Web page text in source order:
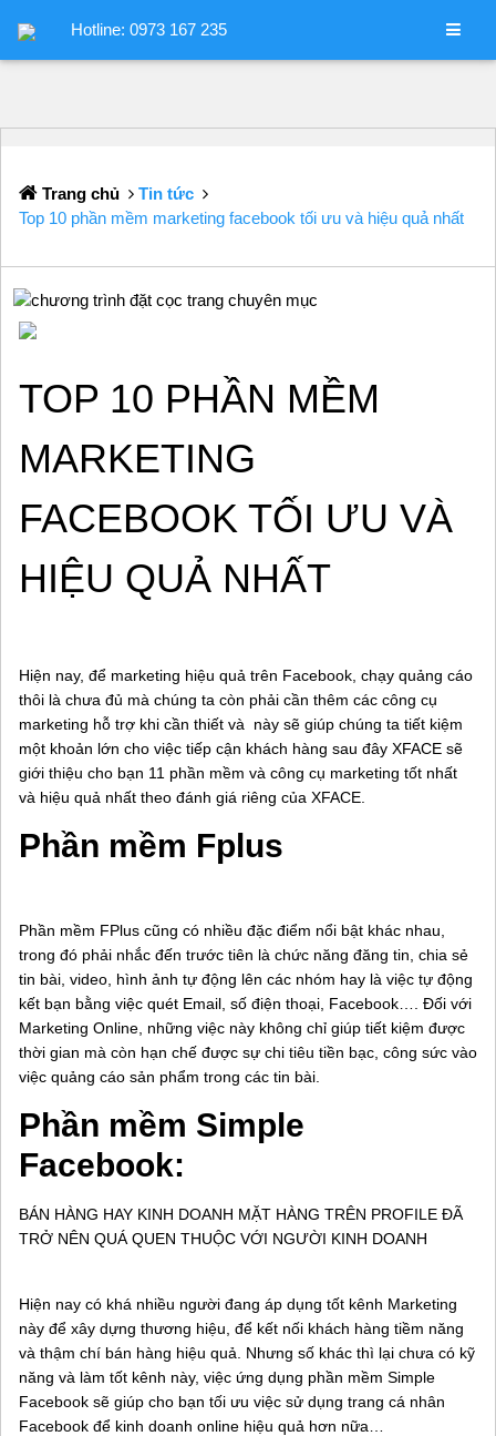
Hotline: 0973 167 235
Trang chủ
Tin tức
Top 10 phần mềm marketing facebook tối ưu và hiệu quả nhất
TOP 10 PHẦN MỀM
MARKETING
FACEBOOK TỐI ƯU VÀ
HIỆU QUẢ NHẤT
Hiện nay, để marketing hiệu quả trên Facebook, chạy quảng cáo
thôi là chưa đủ mà chúng ta còn phải cần thêm các công cụ
marketing hỗ trợ khi cần thiết và này sẽ giúp chúng ta tiết kiệm
một khoản lớn cho việc tiếp cận khách hàng sau đây XFACE sẽ
giới thiệu cho bạn 11 phần mềm và công cụ marketing tốt nhất
và hiệu quả nhất theo đánh giá riêng của XFACE.
Phần mềm Fplus
Phần mềm FPlus cũng có nhiều đặc điểm nổi bật khác nhau,
trong đó phải nhắc đến trước tiên là chức năng đăng tin, chia sẻ
tin bài, video, hình ảnh tự động lên các nhóm hay là việc tự động
kết bạn bằng việc quét Email, số điện thoại, Facebook…. Đối với
Marketing Online, những việc này không chỉ giúp tiết kiệm được
thời gian mà còn hạn chế được sự chi tiêu tiền bạc, công sức vào
việc quảng cáo sản phẩm trong các tin bài.
Phần mềm Simple
Facebook:
BÁN HÀNG HAY KINH DOANH MẶT HÀNG TRÊN PROFILE ĐÃ
TRỞ NÊN QUÁ QUEN THUỘC VỚI NGƯỜI KINH DOANH
Hiện nay có khá nhiều người đang áp dụng tốt kênh Marketing
này để xây dựng thương hiệu, để kết nối khách hàng tiềm năng
và thậm chí bán hàng hiệu quả. Nhưng số khác thì lại chưa có kỹ
năng và làm tốt kênh này, việc ứng dụng phần mềm Simple
Facebook sẽ giúp cho bạn tối ưu việc sử dụng trang cá nhân
Facebook để kinh doanh online hiệu quả hơn nữa…